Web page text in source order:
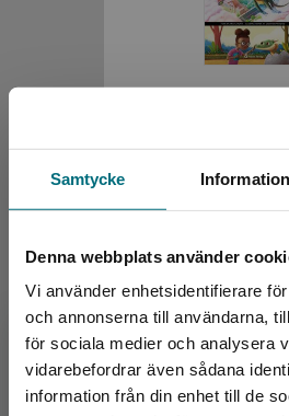
Samtycke Information
Denna webbplats använder
Vi använder enhetsidentifierare
och annonserna till användarna,
för sociala medier och analysera
vidarebefordrar även sådana
information från din enhet till de
Begränsad
Exkl. moms: 126 kr